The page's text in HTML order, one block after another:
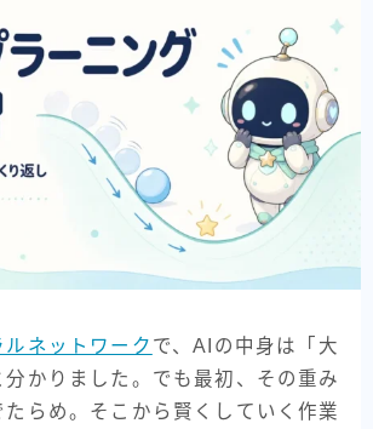
チAI
ルネットワーク で、AIの中身は「大
かりました。でも最初、その重み
らめ。そこから賢くしていく作業